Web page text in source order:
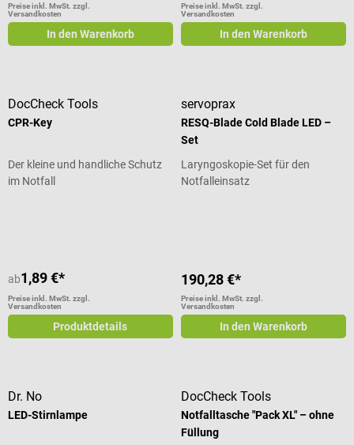
Preise inkl. MwSt. zzgl.
Versandkosten
In den Warenkorb
Preise inkl. MwSt. zzgl.
Versandkosten
In den Warenkorb
DocCheck Tools
CPR-Key
Der kleine und handliche Schutz
im Notfall
ab1,89 €*
Preise inkl. MwSt. zzgl.
Versandkosten
Produktdetails
servoprax
RESQ-Blade Cold Blade LED –
Set
Laryngoskopie-Set für den
Notfalleinsatz
190,28 €*
Preise inkl. MwSt. zzgl.
Versandkosten
In den Warenkorb
Dr. No
LED-Stirnlampe
DocCheck Tools
Notfalltasche "Pack XL" – ohne
Füllung